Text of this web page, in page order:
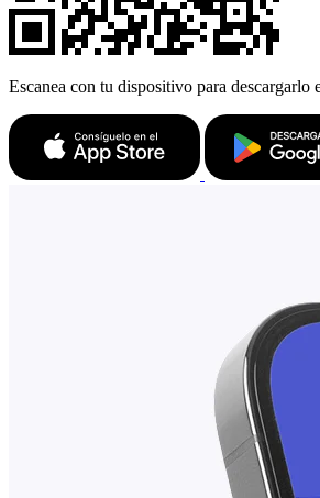
Escanea con tu dispositivo para descargarlo